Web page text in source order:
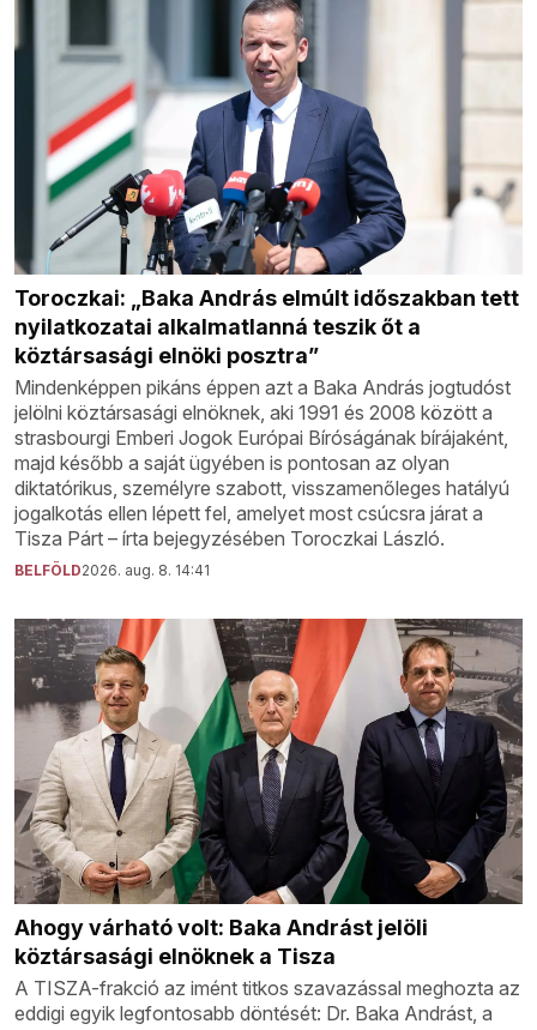
Toroczkai: „Baka András elmúlt időszakban tett
nyilatkozatai alkalmatlanná teszik őt a
köztársasági elnöki posztra”
Mindenképpen pikáns éppen azt a Baka András jogtudóst
jelölni köztársasági elnöknek, aki 1991 és 2008 között a
strasbourgi Emberi Jogok Európai Bíróságának bírájaként,
majd később a saját ügyében is pontosan az olyan
diktatórikus, személyre szabott, visszamenőleges hatályú
jogalkotás ellen lépett fel, amelyet most csúcsra járat a
Tisza Párt – írta bejegyzésében Toroczkai László.
BELFÖLD2026. aug. 8. 14:41
Ahogy várható volt: Baka Andrást jelöli
köztársasági elnöknek a Tisza
A TISZA-frakció az imént titkos szavazással meghozta az
eddigi egyik legfontosabb döntését: Dr. Baka Andrást, a